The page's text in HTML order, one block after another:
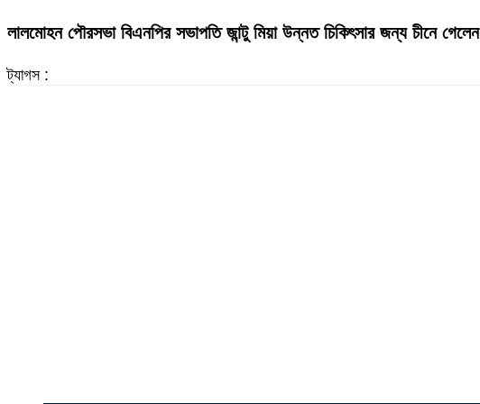
লালমোহন পৌরসভা বিএনপির সভাপতি জান্টু মিয়া উন্নত চিকিৎসার জন্য চীনে গেলেন
ট্যাগস :